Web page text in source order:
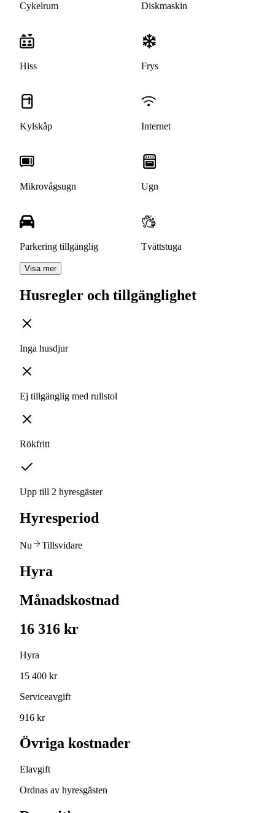
Cykelrum Diskmaskin
Hiss Frys
Kylskåp Internet
Mikrovågsugn Ugn
Parkering tillgänglig Tvättstuga
Visa mer
Husregler och tillgänglighet
Inga husdjur
Ej tillgänglig med rullstol
Rökfritt
Upp till 2 hyresgäster
Hyresperiod
Nu Tillsvidare
Hyra
Månadskostnad
16 316 kr
Hyra
15 400 kr
Serviceavgift
916 kr
Övriga kostnader
Elavgift
Ordnas av hyresgästen